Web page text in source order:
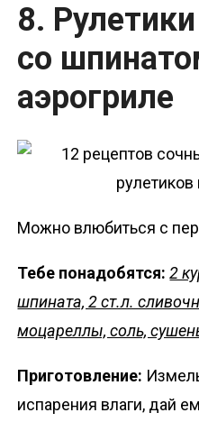
8.
со
аэрогриле
Можно влюбиться с
Тебе понадобятся:2
шпината, 2 ст.л.
моцареллы, соль,
Приготовление:
испарения влаги, дай